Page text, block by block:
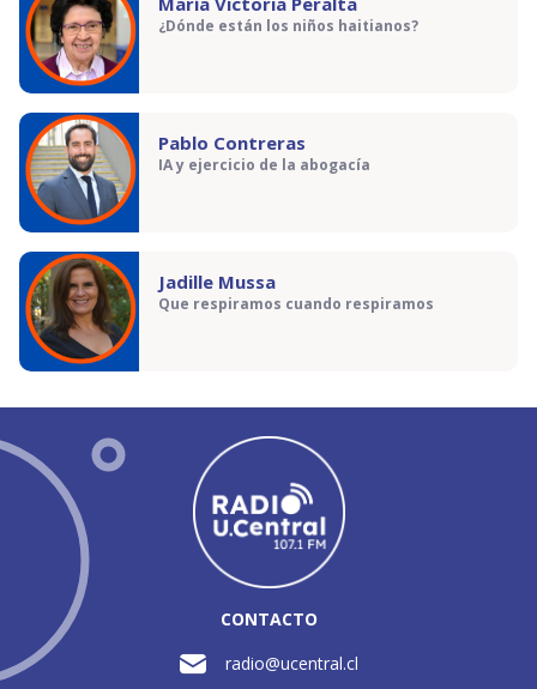
¿Dónde están los niños haitianos?
Pablo Contreras
IA y ejercicio de la abogacía
Jadille Mussa
Que respiramos cuando respiramos
CONTACTO
radio@ucentral.cl